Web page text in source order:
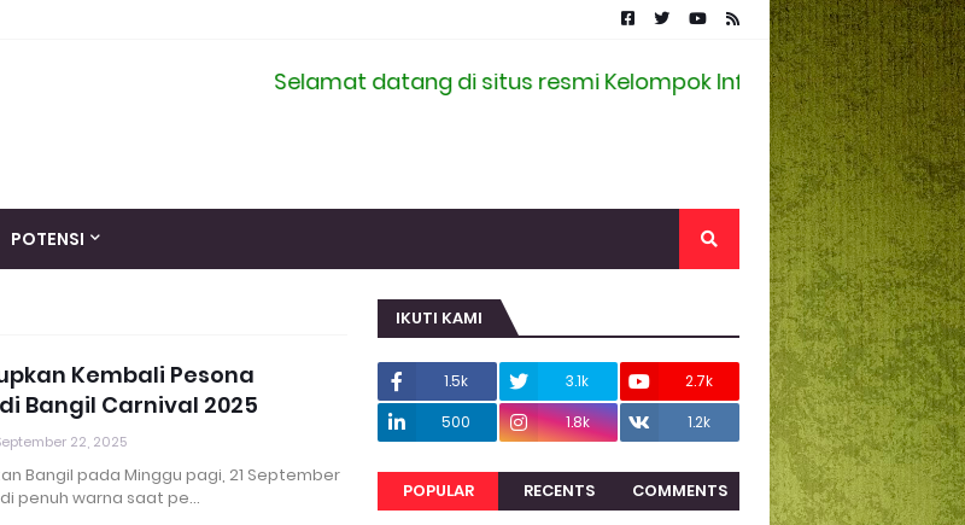
Selamat datang di situs resmi Kelompok Informasi Masyarakat
POTENSI
Kembali Pesona
Bangil Carnival 2025
22, 2025
Bangil pada Minggu pagi, 21 September
penuh warna saat pe…
IKUTI KAMI
1.5k 3.1k
2.7k
500
1.8k 1.2k
POPULAR RECENTS COMMENTS